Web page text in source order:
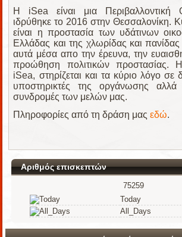
Η iSea είναι μια
ιδρύθηκε το 2016 στην Θεσσαλονίκη.
είναι η προστασία των υδάτινων
Ελλάδας και της χλωρίδας και
αυτά μέσα απο την έρευνα, την
προώθηση πολιτικών προστασίας. Η
iSea, στηρίζεται και τα κύριο λόγο
υποστηρικτές της οργάνωσης αλλά
συνδρομές των μελών μας.
Πληροφορίες από τη δράση μαςεδώ.
Αριθμός επισκεπτών
75259
Today
All_Days